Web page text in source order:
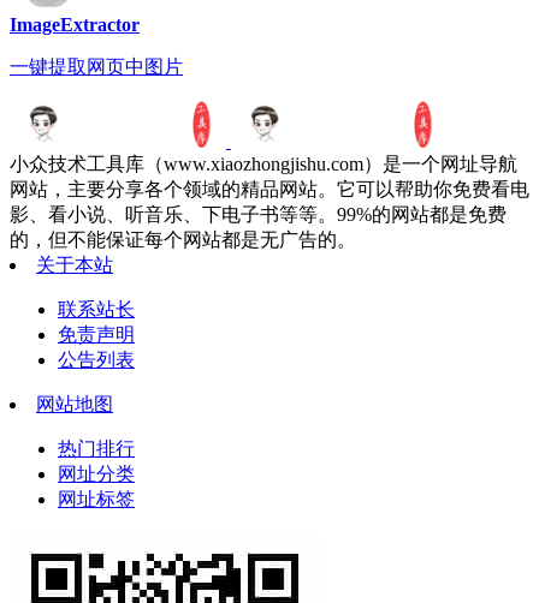
ImageExtractor
一键提取网页中图片
小众技术工具库（www.xiaozhongjishu.com）是一个网址导航
网站，主要分享各个领域的精品网站。它可以帮助你免费看电
影、看小说、听音乐、下电子书等等。99%的网站都是免费
的，但不能保证每个网站都是无广告的。
关于本站
联系站长
免责声明
公告列表
网站地图
热门排行
网址分类
网址标签